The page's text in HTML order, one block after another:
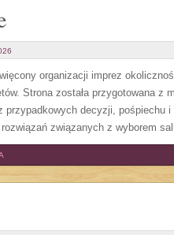
organizacji imprez
Strona została przygotowana z
decyzji, pośpiechu
związanych z wyborem